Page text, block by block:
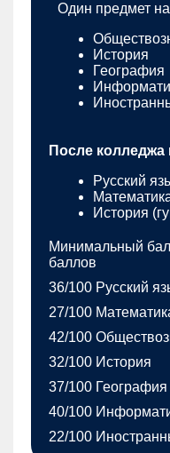
Один предмет
История
География
После колледжа
Русский
История
Минимальный
баллов
36/100 Русский
27/100
42/100
32/100 История
37/100 География
40/100
22/100